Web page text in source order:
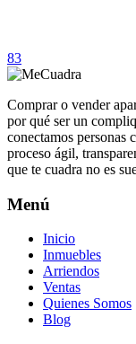
83
Comprar o vender
por qué ser un
conectamos personas
proceso ágil,
que te cuadra no es
Menú
Inicio
Inmuebles
Arriendos
Ventas
Quienes Somos
Blog